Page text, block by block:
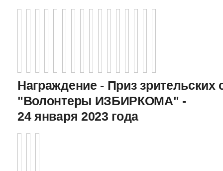
Награждение - Приз зрительских
"Волонтеры ИЗБИРКОМА" -
24 января 2023 года